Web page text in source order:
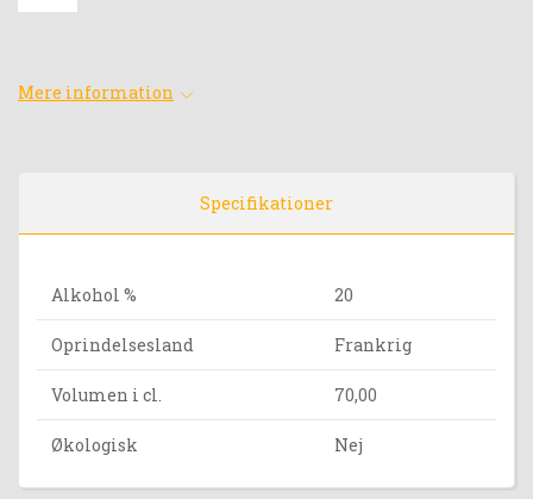
Mere information
Specifikationer
Alkohol % 20
Oprindelsesland Frankrig
Volumen i cl. 70,00
Økologisk Nej